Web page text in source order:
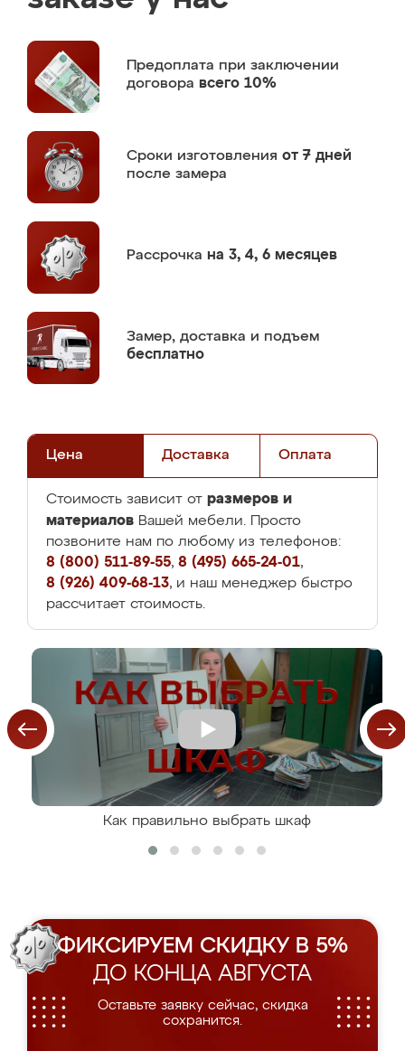
Предоплата при заключении
договора всего 10%
Сроки изготовления от 7 дней
после замера
Рассрочка на 3, 4, 6 месяцев
Замер, доставка и подъем
бесплатно
Цена Доставка Оплата
Стоимость зависит от размеров и
материалов Вашей мебели. Просто
позвоните нам по любому из телефонов:
8 (800) 511-89-55, 8 (495) 665-24-01,
8 (926) 409-68-13, и наш менеджер быстро
рассчитает стоимость.
Как правильно выбрать шкаф
ФИКСИРУЕМ СКИДКУ В 5%
ДО КОНЦА АВГУСТА
Оставьте заявку сейчас, скидка
сохранится.